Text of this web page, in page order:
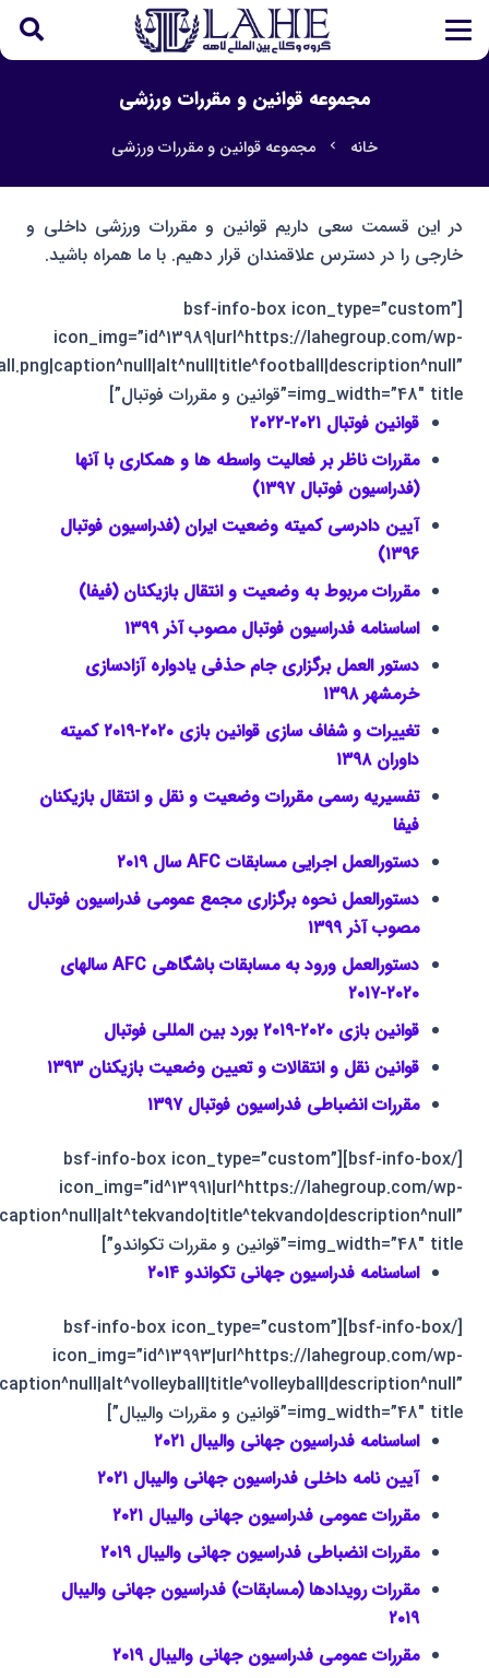
مجموعه قوانین و مقررات ورزشی
خانه chevron_left مجموعه قوانین و مقررات ورزشی
در این قسمت سعی داریم قوانین و مقررات ورزشی داخلی و
خارجی را در دسترس علاقمندان قرار دهیم. با ما همراه باشید.
[bsf-info-box icon_type=”custom”
icon_img=”id^13989|url^https://lahegroup.com/wp-
img_width=”48″ title=”قوانین و مقررات فوتبال”]
قوانین فوتبال ۲۰۲۱-۲۰۲۲
مقررات ناظر بر فعالیت واسطه ها و همکاری با آنها
(فدراسیون فوتبال ۱۳۹۷)
آیین دادرسی کمیته وضعیت ایران (فدراسیون فوتبال
۱۳۹۶)
مقررات مربوط به وضعیت و انتقال بازیکنان (فیفا)
اساسنامه فدراسیون فوتبال مصوب آذر ۱۳۹۹
دستور العمل برگزاری جام حذفی یادواره آزادسازی
خرمشهر ۱۳۹۸
تغییرات و شفاف سازی قوانین بازی ۲۰۲۰-۲۰۱۹ کمیته
داوران ۱۳۹۸
تفسیریه رسمی مقررات وضعیت و نقل و انتقال بازیکنان
فیفا
دستورالعمل اجرایی مسابقات AFC سال ۲۰۱۹
دستورالعمل نحوه برگزاری مجمع عمومی فدراسیون فوتبال
مصوب آذر ۱۳۹۹
دستورالعمل ورود به مسابقات باشگاهی AFC سالهای
۲۰۲۰-۲۰۱۷
قوانین بازی ۲۰۲۰-۲۰۱۹ بورد بین المللی فوتبال
قوانین نقل و انتقالات و تعیین وضعیت بازیکنان ۱۳۹۳
مقررات انضباطی فدراسیون فوتبال ۱۳۹۷
[/bsf-info-box][bsf-info-box icon_type=”custom”
icon_img=”id^13991|url^https://lahegroup.com/wp-
img_width=”48″ title=”قوانین و مقررات تکواندو”]
اساسنامه فدراسیون جهانی تکواندو ۲۰۱۴
[/bsf-info-box][bsf-info-box icon_type=”custom”
icon_img=”id^13993|url^https://lahegroup.com/wp-
img_width=”48″ title=”قوانین و مقررات والیبال”]
اساسنامه فدراسیون جهانی والیبال ۲۰۲۱
آیین نامه داخلی فدراسیون جهانی والیبال ۲۰۲۱
مقررات عمومی فدراسیون جهانی والیبال ۲۰۲۱
مقررات انضباطی فدراسیون جهانی والیبال ۲۰۱۹
مقررات رویدادها (مسابقات) فدراسیون جهانی والیبال
۲۰۱۹
مقررات عمومی فدراسیون جهانی والیبال ۲۰۱۹